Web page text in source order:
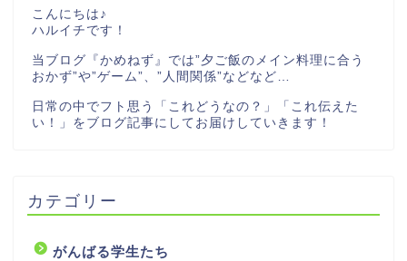
こんにちは♪
ハルイチです！
当ブログ『かめねず』では”夕ご飯のメイン料理に合う
おかず”や”ゲーム”、”人間関係”などなど…
日常の中でフト思う「これどうなの？」「これ伝えた
い！」をブログ記事にしてお届けしていきます！
カテゴリー
がんばる学生たち